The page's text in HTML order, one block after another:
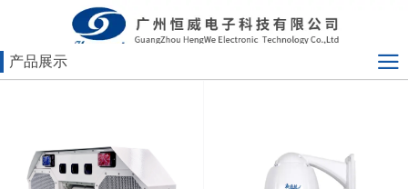
产品展示